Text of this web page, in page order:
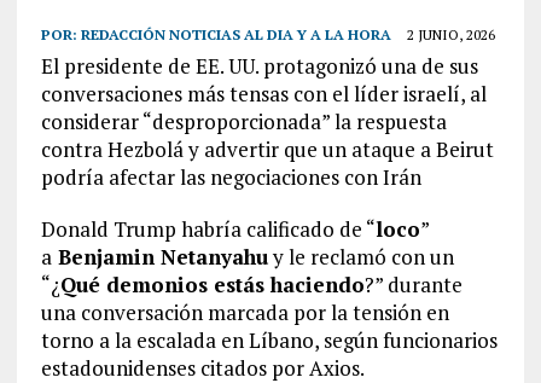
POR: REDACCIÓN NOTICIAS AL DIA Y A LA HORA 2 JUNIO, 2026
El presidente de EE. UU. protagonizó una de sus
conversaciones más tensas con el líder israelí, al
considerar “desproporcionada” la respuesta
contra Hezbolá y advertir que un ataque a Beirut
podría afectar las negociaciones con Irán
Donald Trump habría calificado de “loco”
aBenjamin Netanyahuy le reclamó con un
“¿Qué demonios estás haciendo?” durante
una conversación marcada por la tensión en
torno a la escalada en Líbano, según funcionarios
estadounidenses citados por Axios.